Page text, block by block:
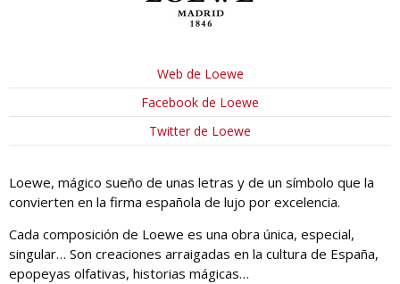
Web de Loewe
Facebook de Loewe
Twitter de Loewe
Loewe, mágico sueño de unas letras y de un símbolo que la
convierten en la firma española de lujo por excelencia.
Cada composición de Loewe es una obra única, especial,
singular… Son creaciones arraigadas en la cultura de España,
epopeyas olfativas, historias mágicas…